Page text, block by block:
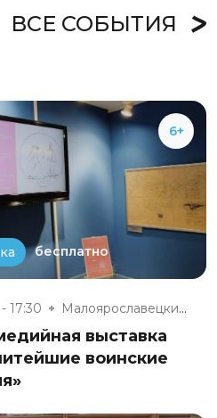
ВСЕ СОБЫТИЯ
6+
бесплатно
17:30 Малоярославецкий военно-истори...
выставка
воинские